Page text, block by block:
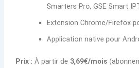
Smarters Pro, GSE Smart
Extension Chrome/Firefox
Application native pour
Prix : À partir de 3,69€/mois